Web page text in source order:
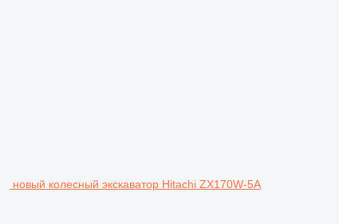
новый колесный экскаватор Hitachi ZX170W-5A